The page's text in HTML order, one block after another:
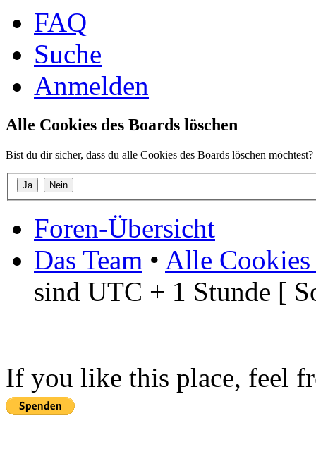
FAQ
Suche
Anmelden
Alle Cookies des Boards löschen
Bist du dir sicher, dass du alle Cookies des Boards löschen möchtest?
Foren-Übersicht
Das Team • Alle Cookies
sind UTC + 1 Stunde [
If you like this place, feel